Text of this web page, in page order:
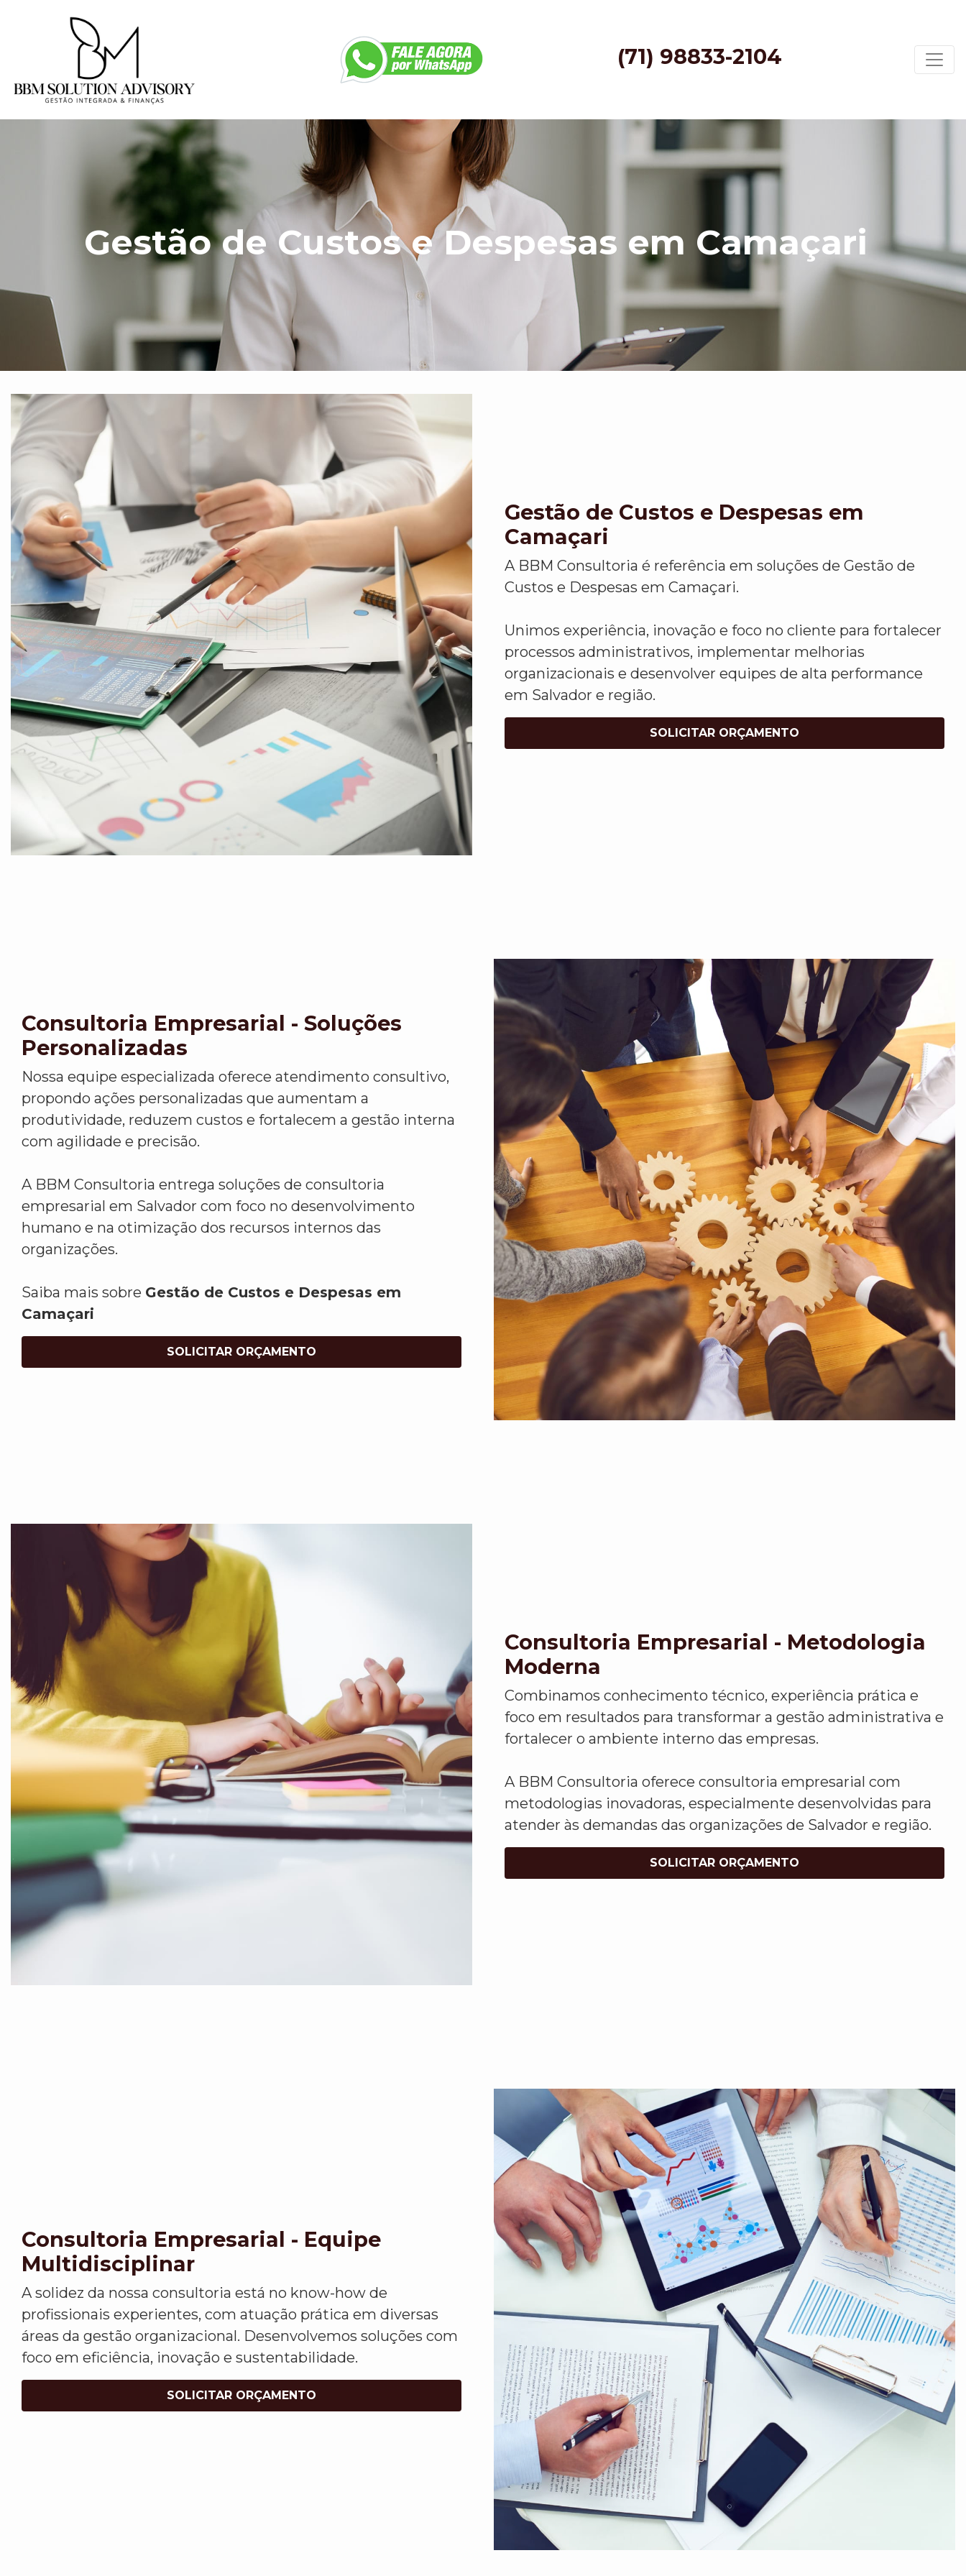
(71) 98833-2104
Gestão de Custos e Despesas em Camaçari
Gestão de Custos e Despesas em
Camaçari
A BBM Consultoria é referência em soluções de Gestão de
Custos e Despesas em Camaçari.
Unimos experiência, inovação e foco no cliente para fortalecer
processos administrativos, implementar melhorias
organizacionais e desenvolver equipes de alta performance
em Salvador e região.
SOLICITAR ORÇAMENTO
Consultoria Empresarial - Soluções
Personalizadas
Nossa equipe especializada oferece atendimento consultivo,
propondo ações personalizadas que aumentam a
produtividade, reduzem custos e fortalecem a gestão interna
com agilidade e precisão.
A BBM Consultoria entrega soluções de consultoria
empresarial em Salvador com foco no desenvolvimento
humano e na otimização dos recursos internos das
organizações.
Saiba mais sobre Gestão de Custos e Despesas em
Camaçari
SOLICITAR ORÇAMENTO
Consultoria Empresarial - Metodologia
Moderna
Combinamos conhecimento técnico, experiência prática e
foco em resultados para transformar a gestão administrativa e
fortalecer o ambiente interno das empresas.
A BBM Consultoria oferece consultoria empresarial com
metodologias inovadoras, especialmente desenvolvidas para
atender às demandas das organizações de Salvador e região.
SOLICITAR ORÇAMENTO
Consultoria Empresarial - Equipe
Multidisciplinar
A solidez da nossa consultoria está no know-how de
profissionais experientes, com atuação prática em diversas
áreas da gestão organizacional. Desenvolvemos soluções com
foco em eficiência, inovação e sustentabilidade.
SOLICITAR ORÇAMENTO